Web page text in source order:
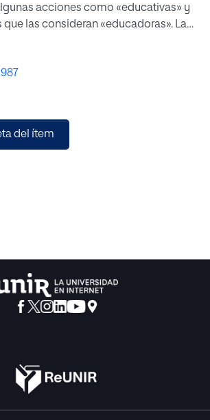
acciones como «educativas» y
las consideran «educadoras». La
sino también uno de los
de la acción del alumno, porque sin
auténticos logros formativos. La
hacia el mismo objetivo. Este
como inmanente a la
del ítem